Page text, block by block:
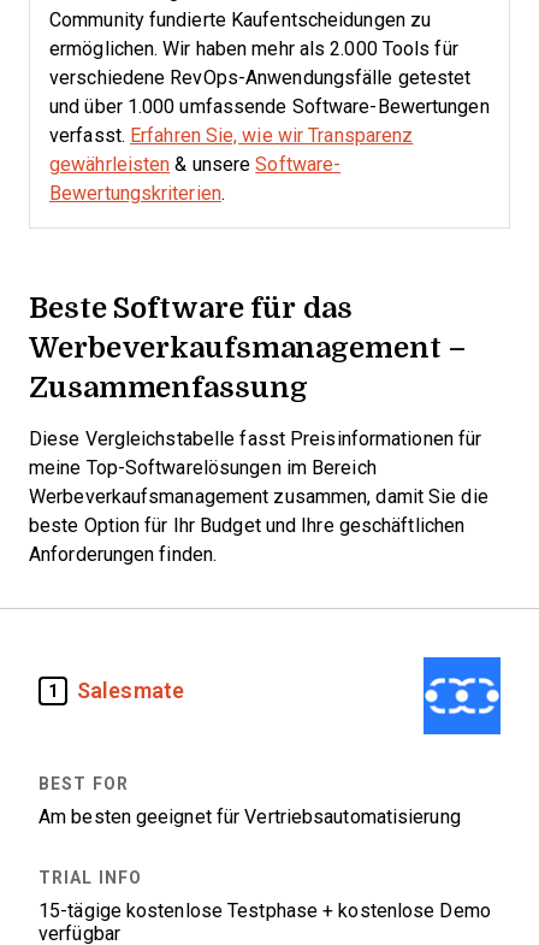
Community fundierte Kaufentscheidungen zu
ermöglichen. Wir haben mehr als 2.000 Tools für
verschiedene RevOps-Anwendungsfälle getestet
und über 1.000 umfassende Software-Bewertungen
verfasst. Erfahren Sie, wie wir Transparenz
gewährleisten & unsereSoftware-
Bewertungskriterien.
Beste Software für das
Werbeverkaufsmanagement –
Zusammenfassung
Diese Vergleichstabelle fasst Preisinformationen für
meine Top-Softwarelösungen im Bereich
Werbeverkaufsmanagement zusammen, damit Sie die
beste Option für Ihr Budget und Ihre geschäftlichen
Anforderungen finden.
1 Salesmate
Am besten geeignet für Vertriebsautomatisierung
15-tägige kostenlose Testphase + kostenlose Demo
verfügbar